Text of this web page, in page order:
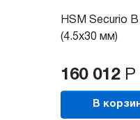
HSM Securio
(4.5х30 мм)
160 012 Р
В